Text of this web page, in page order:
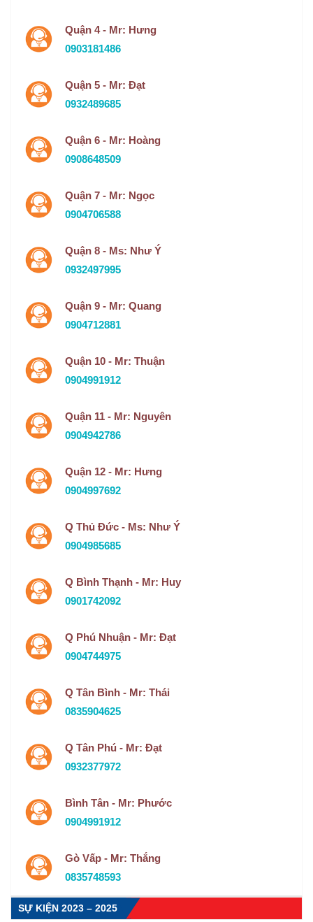
Quận 4 - Mr: Hưng
0903181486
Quận 5 - Mr: Đạt
0932489685
Quận 6 - Mr: Hoàng
0908648509
Quận 7 - Mr: Ngọc
0904706588
Quận 8 - Ms: Như Ý
0932497995
Quận 9 - Mr: Quang
0904712881
Quận 10 - Mr: Thuận
0904991912
Quận 11 - Mr: Nguyên
0904942786
Quận 12 - Mr: Hưng
0904997692
Q Thủ Đức - Ms: Như Ý
0904985685
Q Bình Thạnh - Mr: Huy
0901742092
Q Phú Nhuận - Mr: Đạt
0904744975
Q Tân Bình - Mr: Thái
0835904625
Q Tân Phú - Mr: Đạt
0932377972
Bình Tân - Mr: Phước
0904991912
Gò Vấp - Mr: Thắng
0835748593
SỰ KIỆN 2023 – 2025